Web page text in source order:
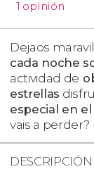
1 opinión
Dejaos
cada noche
actividad de
estrellas
especial en
vais a perder?
DESCRIPCIÓN